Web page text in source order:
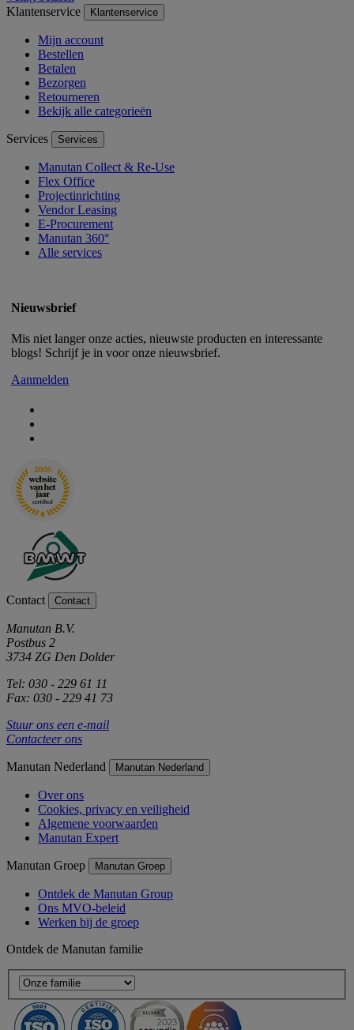
Klantenservice
Klantenservice
Mijn account
Bestellen
Betalen
Bezorgen
Retourneren
Bekijk alle categorieën
Services Services
Manutan Collect & Re-Use
Flex Office
Projectinrichting
Vendor Leasing
E-Procurement
Manutan 360°
Alle services
Nieuwsbrief
Mis niet langer onze acties, nieuwste producten en interessante
blogs! Schrijf je in voor onze nieuwsbrief.
Aanmelden
Contact Contact
Manutan B.V.
Postbus 2
3734 ZG Den Dolder
Tel: 030 - 229 61 11
Fax: 030 - 229 41 73
Stuur ons een e-mail
Contacteer ons
Manutan Nederland Manutan Nederland
Over ons
Cookies, privacy en veiligheid
Algemene voorwaarden
Manutan Expert
Manutan Groep Manutan Groep
Ontdek de Manutan Group
Ons MVO-beleid
Werken bij de groep
Ontdek de Manutan familie